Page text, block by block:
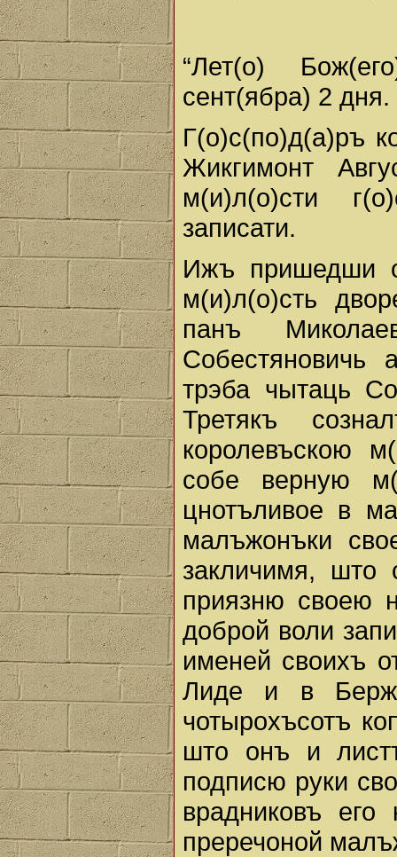
“Лет(о)
сент(ябра) 2 дня.
Г(о)с(по)д(а)ръ
Жикгимонт
м(и)л(о)сти
записати.
Ижъ пришедши
м(и)л(о)сть
панъ
Собестяновичь
трэба чытаць
Третякъ
королевъскою
собе верную
цнотъливое в
малъжонъки
закличимя, што
приязню своею
доброй воли
именей своихъ
Лиде и в
чотырохъсотъ
што онъ и
подписю руки
врадниковъ его
преречоной